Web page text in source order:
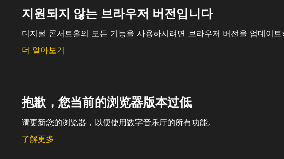
지원되지 않는 브라우저 버전입니다
디지털 콘서트홀의 모든 기능을 사용하시려면 브라우저 버전을 업데이
더 알아보기
抱歉，您当前的浏览器版本过低
请更新您的浏览器，以便使用数字音乐厅的所有功能。
了解更多